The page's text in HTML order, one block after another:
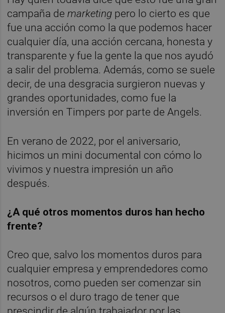
campaña demarketing pero lo cierto es que
fue una acción como la que podemos hacer
cualquier día, una acción cercana, honesta y
transparente y fue la gente la que nos ayudó
a salir del problema. Además, como se suele
decir, de una desgracia surgieron nuevas y
grandes oportunidades, como fue la
inversión en Timpers por parte de Angels.
En verano de 2022, por el aniversario,
hicimos un mini documental con cómo lo
vivimos y nuestra impresión un año
después.
¿A qué otros momentos duros han hecho
frente?
Creo que, salvo los momentos duros para
cualquier empresa y emprendedores como
nosotros, como pueden ser comenzar sin
recursos o el duro trago de tener que